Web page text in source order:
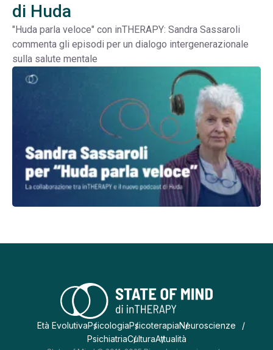
di Huda
"Huda parla veloce" con inTHERAPY: Sandra Sassaroli
commenta gli episodi per un dialogo intergenerazionale
sulla salute mentale
Età EvolutivaPsicologiaPsicoterapiaNeuroscienze
PsichiatriaCulturaAttualità